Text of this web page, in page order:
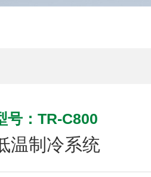
号：TR-C800
温制冷系统